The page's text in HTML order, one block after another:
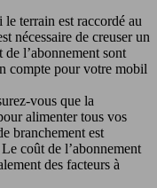
terrain est raccordé au
nécessaire de creuser un
l’abonnement sont
compte pour votre mobil
vous que la
alimenter tous vos
branchement est
coût de l’abonnement
des facteurs à